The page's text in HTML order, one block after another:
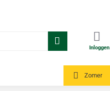
Inloggen
Zomer